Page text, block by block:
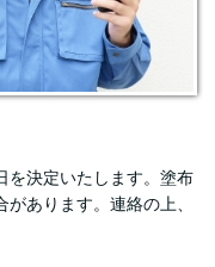
を決定いたします。塗布
あります。連絡の上、